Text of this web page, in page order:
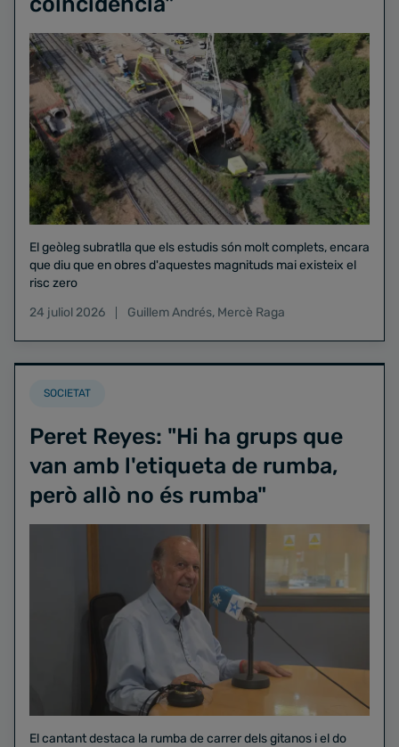
El geòleg subratlla que els estudis són molt complets, encara
que diu que en obres d'aquestes magnituds mai existeix el
risc zero
24 juliol 2026
Guillem Andrés, Mercè Raga
SOCIETAT
Peret Reyes: "Hi ha grups que
van amb l'etiqueta de rumba,
però allò no és rumba"
El cantant destaca la rumba de carrer dels gitanos i el do